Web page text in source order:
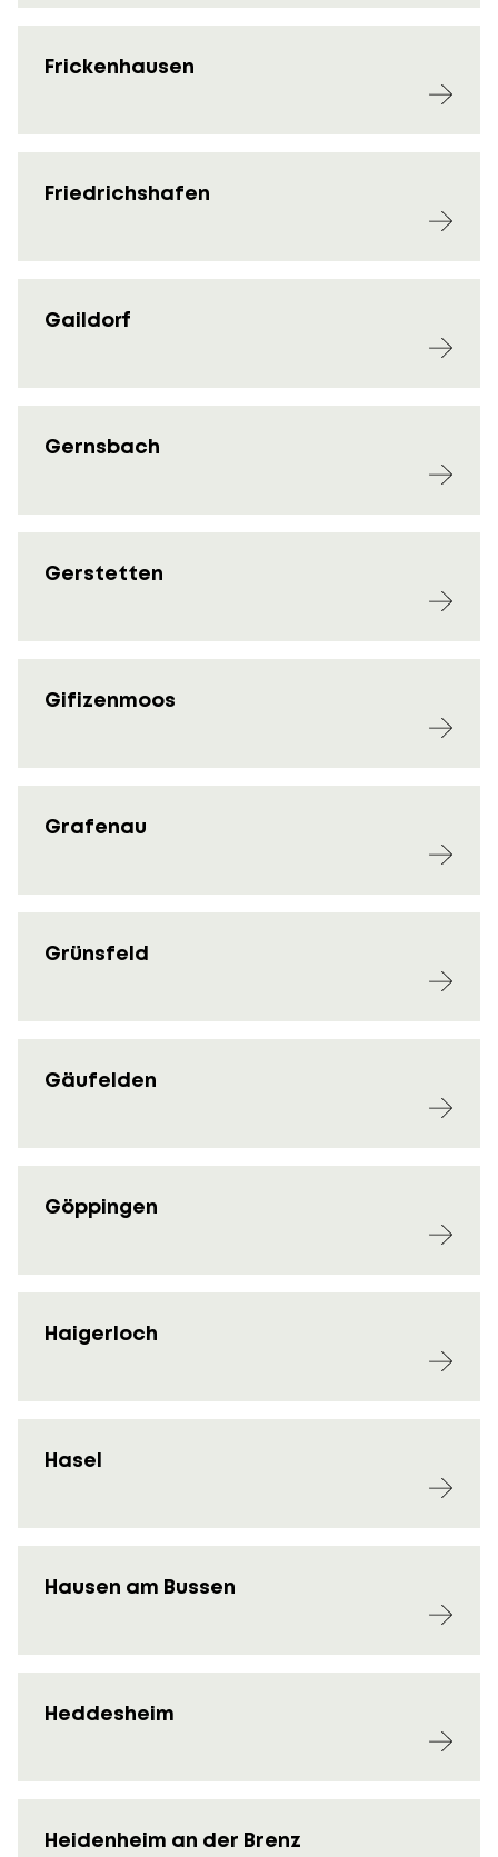
Frickenhausen
Friedrichshafen
Gaildorf
Gernsbach
Gerstetten
Gifizenmoos
Grafenau
Grünsfeld
Gäufelden
Göppingen
Haigerloch
Hasel
Hausen am Bussen
Heddesheim
Heidenheim an der Brenz